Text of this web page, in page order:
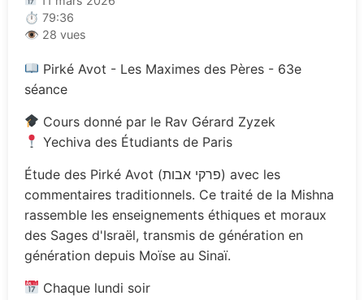
⏱ 79:36
👁 28 vues
Pirké Avot - Les Maximes des Pères - 63e
séance
Cours donné par le Rav Gérard Zyzek
Yechiva des Étudiants de Paris
Étude des Pirké Avot (פרקי אבות) avec les
commentaires traditionnels. Ce traité de la Mishna
rassemble les enseignements éthiques et moraux
des Sages d'Israël, transmis de génération en
génération depuis Moïse au Sinaï.
Chaque lundi soir